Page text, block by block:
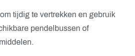
tijdig te vertrekken en gebruik
pendelbussen of